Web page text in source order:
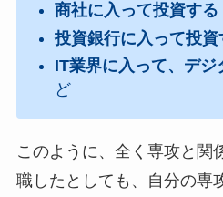
商社に入って投資する
投資銀行に入って投資
IT業界に入って、デジ
ど
このように、全く専攻と関
職したとしても、自分の専